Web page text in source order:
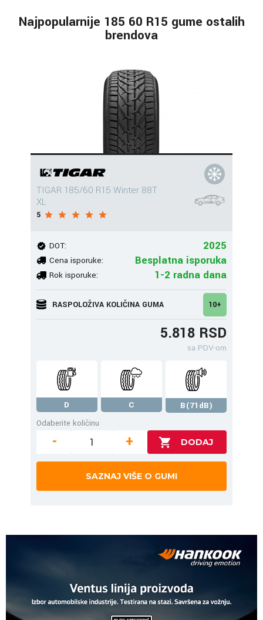
Najpopularnije 185 60 R15 gume ostalih
brendova
TIGAR 185/60 R15 Winter 88T
XL
5
DOT: 2025
Cena isporuke: Besplatna isporuka
Rok isporuke: 1-2 radna dana
RASPOLOŽIVA KOLIČINA GUMA 10+
5.818 RSD
sa PDV-om
D C
B(71dB)
Odaberite količinu
- +
SAZNAJ VIŠE O GUMI